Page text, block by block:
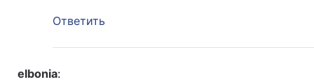
Ответить
elbonia: